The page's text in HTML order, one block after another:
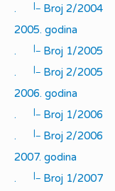
.
|_
Broj 2/2004
2005. godina
.
|_
Broj 1/2005
.
|_
Broj 2/2005
2006. godina
.
|_
Broj 1/2006
.
|_
Broj 2/2006
2007. godina
.
|_
Broj 1/2007